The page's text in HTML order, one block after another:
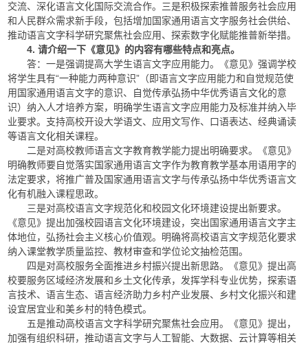
交流、深化语言文化国际交流合作。三是积极探索推普服务社会应用
和人民群众需求新手段，包括增加国家通用语言文字服务社会供给、
推动语言文字科学研究聚焦社会应用、探索数字化赋能推普新举措。
4. 请介绍一下《意见》的内容有哪些特点和亮点。
答：一是强调提高大学生语言文字应用能力。《意见》强调学校
将学生具有“一种能力两种意识”（即语言文字应用能力和自觉规范使
用国家通用语言文字的意识、自觉传承弘扬中华优秀语言文化的意
识）纳入人才培养方案，明确学生语言文字应用能力及标准并纳入毕
业要求。支持高校开设大学语文、应用文写作、口语表达、经典诵读
等语言文化相关课程。
二是对高校教师语言文字教育教学能力提出明确要求。《意见》
明确教师要自觉落实国家通用语言文字作为教育教学基本用语用字的
法定要求，将推广普及国家通用语言文字与传承弘扬中华优秀语言文
化有机融入课程思政。
三是对高校语言文字规范化和校园文化环境建设提出新要求。
《意见》提出加强校园语言文化环境建设，突出国家通用语言文字主
体地位，弘扬社会主义核心价值观。明确将高校语言文字规范化要求
纳入课堂教学质量监控、教材审查和学位论文抽检范围。
四是对高校服务全面推进乡村振兴提出新思路。《意见》提出高
校要服务区域经济发展和乡土文化传承，发挥学科专业优势，探索语
言技术、语言生态、语言经济助力乡村产业发展、乡村文化振兴和建
设宜居宜业和美乡村的特色模式。
五是推动高校语言文字科学研究聚焦社会应用。《意见》提出，
加强有组织科研，推动语言文字与人工智能、大数据、云计算等相关